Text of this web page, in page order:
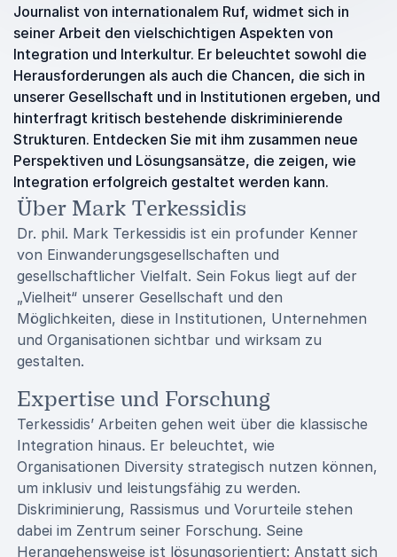
Journalist von internationalem Ruf, widmet sich in
seiner Arbeit den vielschichtigen Aspekten von
Integration und Interkultur. Er beleuchtet sowohl die
Herausforderungen als auch die Chancen, die sich in
unserer Gesellschaft und in Institutionen ergeben, und
hinterfragt kritisch bestehende diskriminierende
Strukturen. Entdecken Sie mit ihm zusammen neue
Perspektiven und Lösungsansätze, die zeigen, wie
Integration erfolgreich gestaltet werden kann.
Über Mark Terkessidis
Dr. phil. Mark Terkessidis ist ein profunder Kenner
von Einwanderungsgesellschaften und
gesellschaftlicher Vielfalt. Sein Fokus liegt auf der
„Vielheit“ unserer Gesellschaft und den
Möglichkeiten, diese in Institutionen, Unternehmen
und Organisationen sichtbar und wirksam zu
gestalten.
Expertise und Forschung
Terkessidis’ Arbeiten gehen weit über die klassische
Integration hinaus. Er beleuchtet, wie
Organisationen Diversity strategisch nutzen können,
um inklusiv und leistungsfähig zu werden.
Diskriminierung, Rassismus und Vorurteile stehen
dabei im Zentrum seiner Forschung. Seine
Herangehensweise ist lösungsorientiert: Anstatt sich